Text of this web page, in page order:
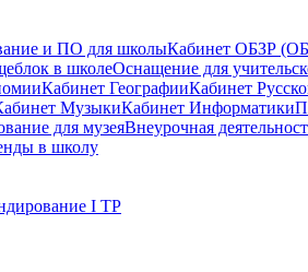
и ПО для школыКабинет ОБЗР
в школеОснащение для
Кабинет ГеографииКабинет
МузыкиКабинет Информатики
для музеяВнеурочная
в школу
I ТР